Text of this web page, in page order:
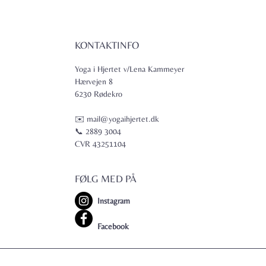
KONTAKTINFO
Yoga i Hjertet v/Lena Kammeyer
Hærvejen 8
6230 Rødekro
✉️ mail@yogaihjertet.dk
📞 2889 3004
CVR 43251104
FØLG MED PÅ
Instagram
Facebook